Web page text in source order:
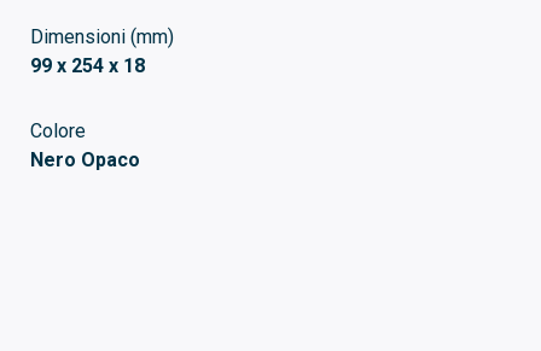
Dimensioni (mm)
99 x 254 x 18
Colore
Nero Opaco